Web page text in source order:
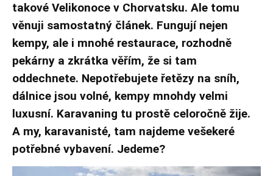
takové Velikonoce v Chorvatsku. Ale tomu
věnuji samostatný článek. Fungují nejen
kempy, ale i mnohé restaurace, rozhodně
pekárny a zkrátka věřím, že si tam
oddechnete. Nepotřebujete řetězy na sníh,
dálnice jsou volné, kempy mnohdy velmi
luxusní. Karavaning tu prostě celoročně žije.
A my, karavanisté, tam najdeme vešekeré
potřebné vybavení. Jedeme?